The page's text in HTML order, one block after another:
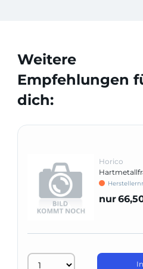
Weitere
Empfehlungen
dich:
Horico
nur